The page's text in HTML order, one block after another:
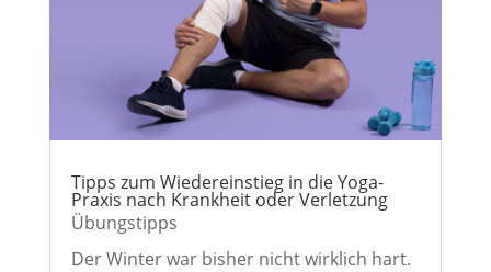
Tipps zum Wiedereinstieg in die Yoga-
Praxis nach Krankheit oder Verletzung
Übungstipps
Der Winter war bisher nicht wirklich hart.